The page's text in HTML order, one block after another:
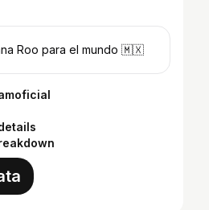
Roo para el mundo 🇲🇽